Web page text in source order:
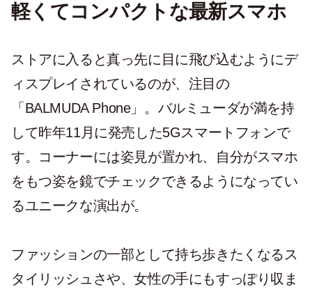
軽くてコンパクトな最新スマホ
ストアに入ると真っ先に目に飛び込むようにデ
ィスプレイされているのが、注目の
「BALMUDA Phone」。バルミューダが満を持
して昨年11月に発売した5Gスマートフォンで
す。コーナーには姿見が置かれ、自分がスマホ
をもつ姿を鏡でチェックできるようになってい
るユニークな演出が。
ファッションの一部として持ち歩きたくなるス
タイリッシュさや、女性の手にもすっぽり収ま